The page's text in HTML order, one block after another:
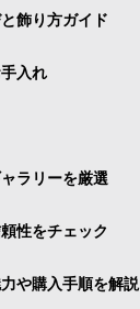
飾り方ガイド
入れ
ラリーを厳選
性をチェック
や購入手順を解説